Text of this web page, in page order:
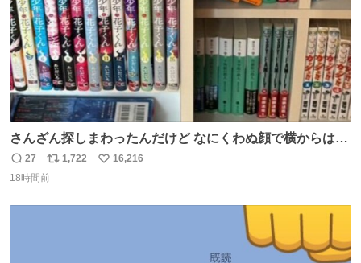
さんざん探しまわったんだけど なにくわぬ顔で横からはえ
てた
返
信
27
リ
ポ
1,722
い
16,216
18時間前